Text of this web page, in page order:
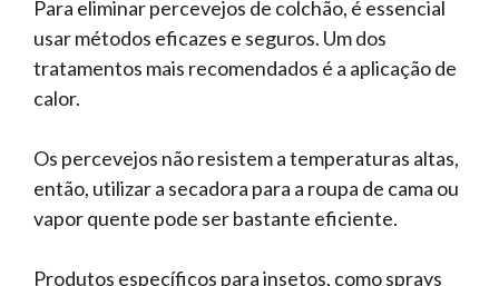
Para eliminar percevejos de colchão, é essencial
usar métodos eficazes e seguros. Um dos
tratamentos mais recomendados é a aplicação de
calor.
Os percevejos não resistem a temperaturas altas,
então, utilizar a secadora para a roupa de cama ou
vapor quente pode ser bastante eficiente.
Produtos específicos para insetos, como sprays